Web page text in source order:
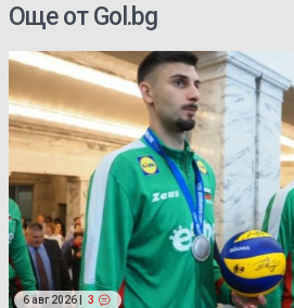
Още от Gol.bg
6 авг 2026 | 3